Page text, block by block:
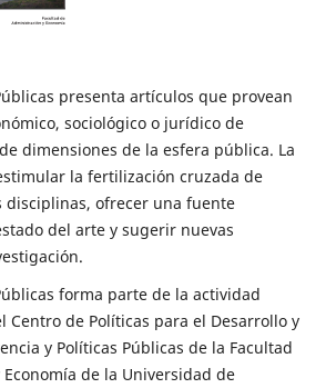
presenta artículos que provean
sociológico o jurídico de
dimensiones de la esfera pública. La
la fertilización cruzada de
disciplinas, ofrecer una fuente
del arte y sugerir nuevas
forma parte de la actividad
de Políticas para el Desarrollo y
y Políticas Públicas de la Facultad
de la Universidad de